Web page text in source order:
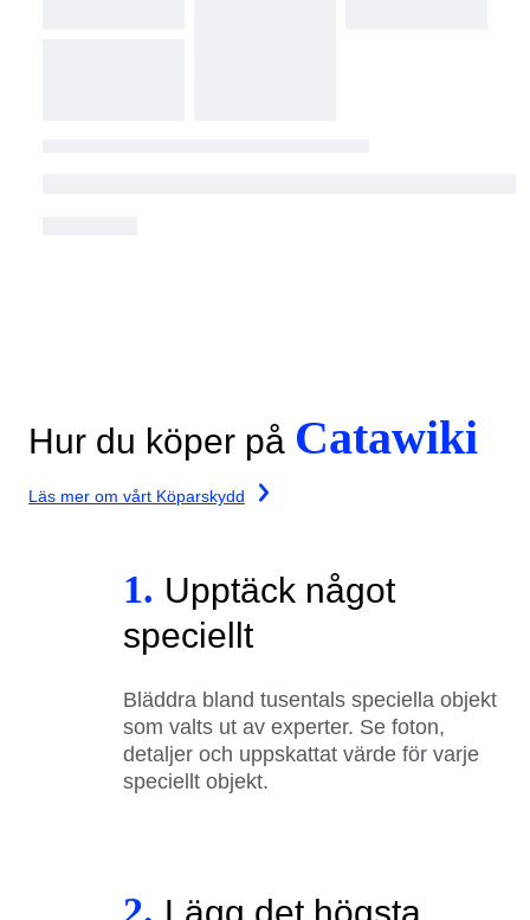
Hur du köper på Catawiki
Läs mer om vårt Köparskydd
1. Upptäck något
speciellt
Bläddra bland tusentals speciella objekt
som valts ut av experter. Se foton,
detaljer och uppskattat värde för varje
speciellt objekt.
2.